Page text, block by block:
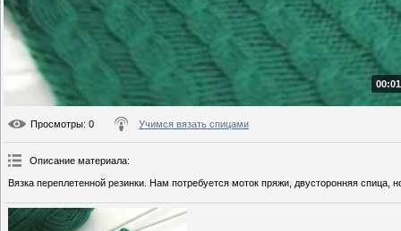
Просмотры: 0 Учимся вязать спицами
Описание материала:
Вязка переплетенной резинки. Нам потребуется моток пряжи, двусторонняя